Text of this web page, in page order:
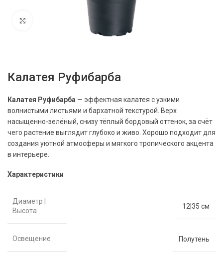
Нажмите, чтобы увеличить
Калатея Руфибарба
Калатея Руфибарба — эффектная калатея с узкими
волнистыми листьями и бархатной текстурой. Верх
насыщенно-зелёный, снизу тёплый бордовый оттенок, за счёт
чего растение выглядит глубоко и живо. Хорошо подходит для
создания уютной атмосферы и мягкого тропического акцента
в интерьере.
Характеристики
Диаметр |
Высота
12|35 см
Освещение Полутень